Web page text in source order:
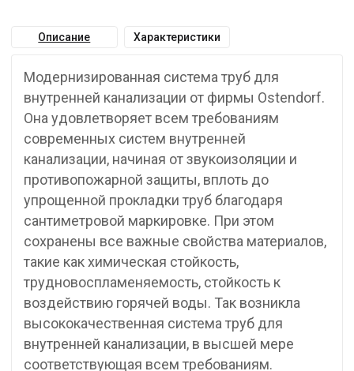
Описание Характеристики
Модернизированная система труб для
внутренней канализации от фирмы Ostendorf.
Она удовлетворяет всем требованиям
современных систем внутренней
канализации, начиная от звукоизоляции и
противопожарной защиты, вплоть до
упрощенной прокладки труб благодаря
сантиметровой маркировке. При этом
сохранены все важные свойства материалов,
такие как химическая стойкость,
трудновоспламеняемость, стойкость к
воздействию горячей воды. Так возникла
высококачественная система труб для
внутренней канализации, в высшей мере
соответствующая всем требованиям.